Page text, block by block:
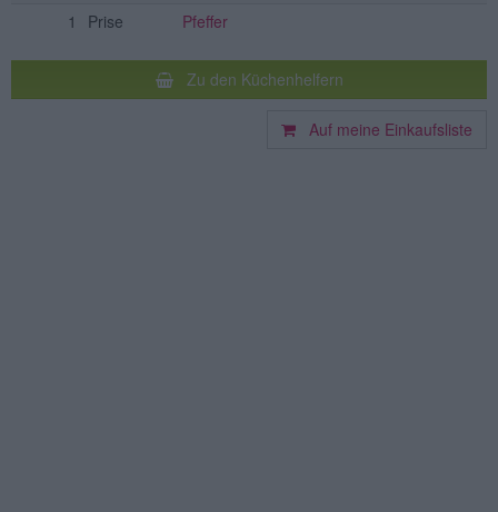
1
Prise Pfeffer
Zu den Küchenhelfern
Auf meine Einkaufsliste